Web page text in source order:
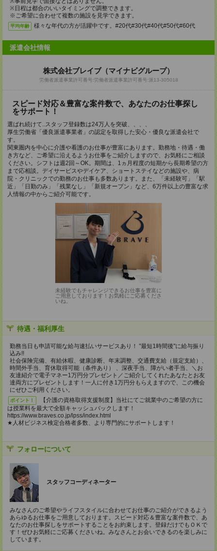
※日程は都合のいいタイミングで調整できます。
※ご希望に合わせて複数の施設を見学できます。
平均年齢 様々な年代の方が活躍中です。#20代#30代#40代#50代#60代
派遣会社情報
株式会社ブレイブ（マイナビグループ）
労働者派遣事業許可番号:労働者派遣事業許可番号:派13-305018
スピード対応＆豊富な案件数で、あなたのお仕事探し
をサポート！
選ばれ続けて..スタッフ登録数は24万人を突破、、、、
厚生労働省「優良派遣事業者」の認定を取得した安心・優良な派遣会社で
す。
関東圏内を中心に介護や看護のお仕事が豊富にあります。勤務地・待遇・働
き方など、ご希望に沿えるようお仕事をご紹介しますので、お気軽にご相談
ください。シフトは週2回～OK。期間は、1ヵ月程度の短期から長期希望の方
まで応相談。デイサービスやデイケア、ショートステイなどの施設や、病
院・クリニックでの勤務のお仕事も多数あります。また、「未経験可」「駅
近」「日勤のみ」「残業なし」「新規オープン」など、6万件以上の豊富な求
人情報の中からご紹介可能です。
未経験でもチャレンジできるお仕事を豊富に
ご用意しております！お気軽にご応募くださ
いね。
待遇・福利厚生
勤務当日も申請可能な給与速払いサービスあり！ "最短1時間後"に給与振り
込み!!
社会保険完備、有給休暇、健康診断、年末調整、交通費支給（規定支給）、
時間外手当、育休取得可能（条件あり） 、深夜手当、障がい者手当、＼お
友達紹介で電子マネー1万円分プレゼント／ご紹介してくれたあなたとお友
達両方にプレゼントします！一人に付き1万円分もらえますので、この機会
にぜひご利用ください。
ポイント！
【介護の資格取得支援制度】当社にてご就業中のご希望の方に
は授業料を最大で全額キャッシュバックします！
https://www.braves.co.jp/lpss/index.html
★人材ビジネス検定合格者多数、より専門的にサポートします！
フォローについて
スタッフコーディネーター
みなさんのご希望やライフスタイルに合わせてお仕事のご紹介ができるよう
あらゆるお仕事をご用意しております。スピード対応＆豊富な案件数で、あ
なたのお仕事探しをサポートすることをお約束します。登録だけでもＯＫで
す！ぜひお気軽にご応募くださいね。みなさんとお会いできるのを楽しみに
しています。